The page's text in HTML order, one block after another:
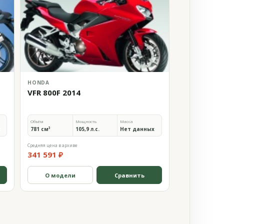
HONDA
VFR 800F 2014
Объём
781 см³
Мощность
105,9 л.с.
Масса
Нет данных
Средняя цена в архиве
341 591 ₽
О модели Сравнить